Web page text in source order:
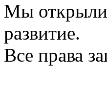
Мы
развитие.
Все права